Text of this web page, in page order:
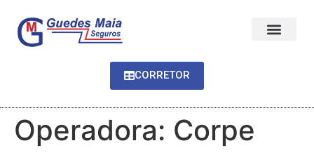
CORRETOR
Operadora: Corpe